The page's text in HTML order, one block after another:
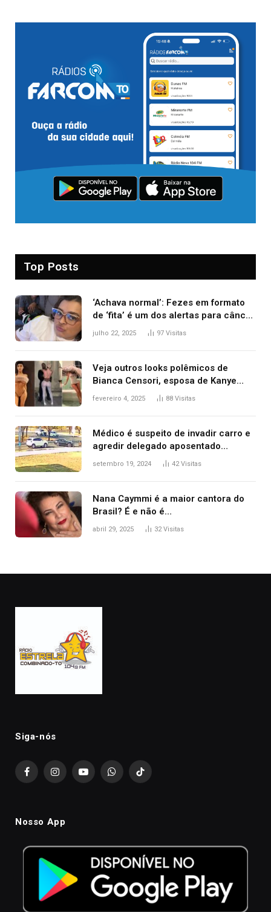
Top Posts
‘Achava normal’: Fezes em formato
de ‘fita’ é um dos alertas para câncer
colorretal; relembre fala de Preta Gil
julho 22, 2025 97 Visitas
Veja outros looks polêmicos de
Bianca Censori, esposa de Kanye
West que apareceu nua no Grammy
fevereiro 4, 2025 88 Visitas
Médico é suspeito de invadir carro e
agredir delegado aposentado
durante confusão no trânsito
setembro 19, 2024 42Visitas
Nana Caymmi é a maior cantora do
Brasil? É e não é…
abril 29, 2025 32Visitas
Siga-nós
FacebookInstagramYouTubeWhatsAppTikTok
Nosso App